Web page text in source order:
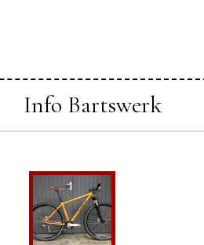
Info Bartswerk